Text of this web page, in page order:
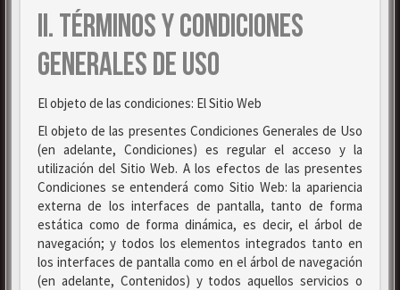
II. TÉRMINOS Y CONDICIONES
GENERALES DE USO
El objeto de las condiciones: El Sitio Web
El objeto de las presentes Condiciones Generales de Uso
(en adelante, Condiciones) es regular el acceso y la
utilización del Sitio Web. A los efectos de las presentes
Condiciones se entenderá como Sitio Web: la apariencia
externa de los interfaces de pantalla, tanto de forma
estática como de forma dinámica, es decir, el árbol de
navegación; y todos los elementos integrados tanto en
los interfaces de pantalla como en el árbol de navegación
(en adelante, Contenidos) y todos aquellos servicios o